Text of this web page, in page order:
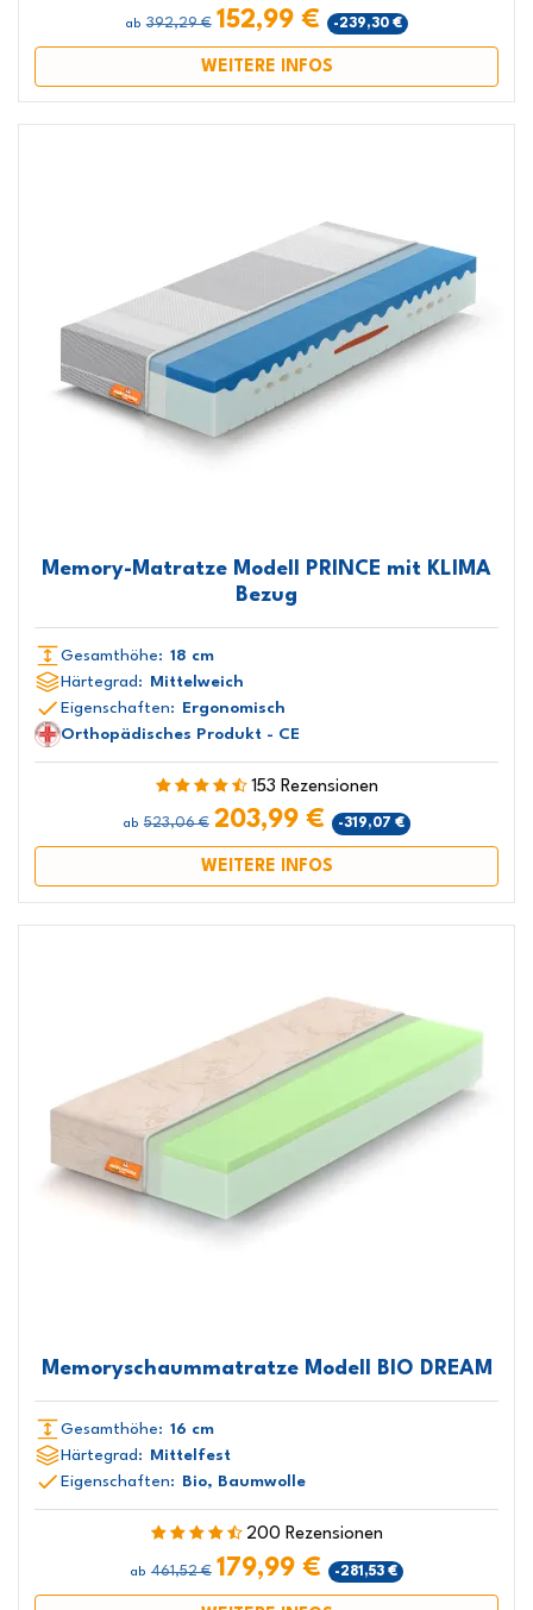
ab 392,29 € 152,99 € -239,30 €
WEITERE INFOS
Memory-Matratze Modell PRINCE mit KLIMA
Bezug
Gesamthöhe: 18 cm
Härtegrad: Mittelweich
Eigenschaften: Ergonomisch
Orthopädisches Produkt - CE
153 Rezensionen
ab 523,06 € 203,99 € -319,07 €
WEITERE INFOS
Memoryschaummatratze Modell BIO DREAM
Gesamthöhe: 16 cm
Härtegrad:
Mittelfest
Eigenschaften:
Bio, Baumwolle
200 Rezensionen
ab 461,52 € 179,99 € -281,53 €